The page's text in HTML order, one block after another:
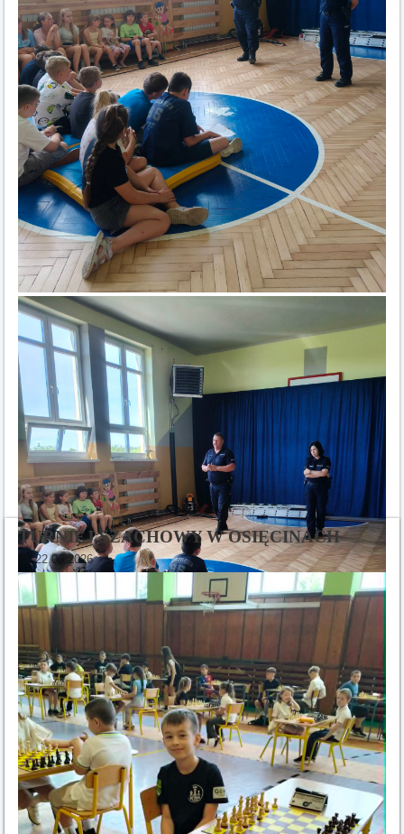
W dniu 23 czerwca 2026 r. w ramach podsumowania
Tygodnia dla Bezpieczeństwa, uczniowie naszej
TURNIEJ SZACHOWY W OSIĘCINACH
22.06.2026